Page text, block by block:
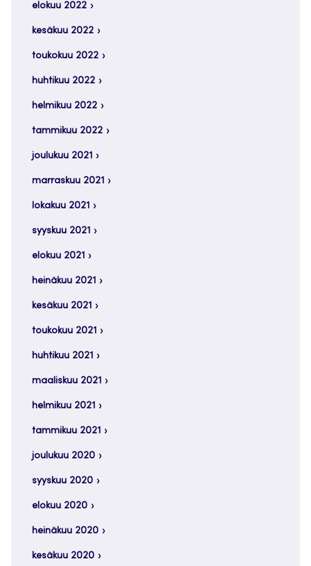
elokuu 2022
kesäkuu 2022
toukokuu 2022
huhtikuu 2022
helmikuu 2022
tammikuu 2022
joulukuu 2021
marraskuu 2021
lokakuu 2021
syyskuu 2021
elokuu 2021
heinäkuu 2021
kesäkuu 2021
toukokuu 2021
huhtikuu 2021
maaliskuu 2021
helmikuu 2021
tammikuu 2021
joulukuu 2020
syyskuu 2020
elokuu 2020
heinäkuu 2020
kesäkuu 2020